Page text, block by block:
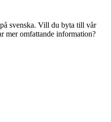
svenska. Vill du byta till vår
mer omfattande information?